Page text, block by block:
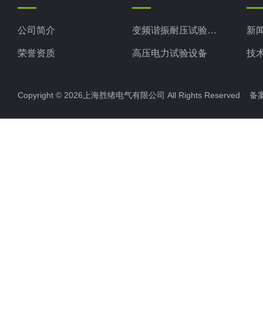
公司简介
荣誉资质
变频谐振耐压试验装置
高压电力试验设备
防雷检测仪器设备
高压无线核相仪
新
技
Copyright © 2026上海胜绪电气有限公司 All Rights Reserved 备